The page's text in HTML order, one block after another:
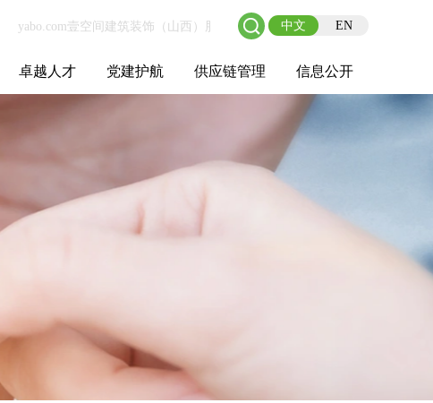
中文 EN
卓越人才 党建护航 供应链管理 信息公开
基本信息
管理架构
人事薪酬
经营成果
重大事项